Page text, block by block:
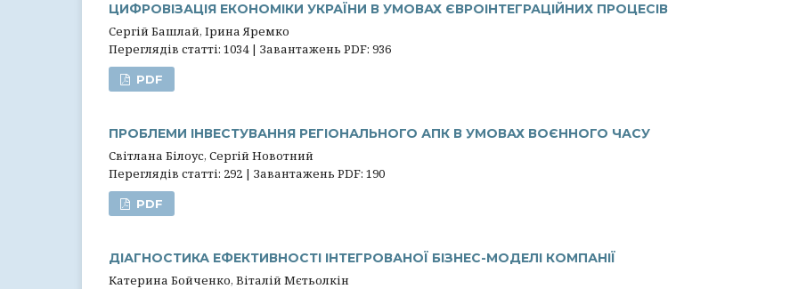
ЦИФРОВІЗАЦІЯ ЕКОНОМІКИ УКРАЇНИ В УМОВАХ ЄВРОІНТЕГРАЦІЙНИХ ПРОЦЕСІВ
Сергій Башлай, Ірина Яремко
Переглядів статті: 1034 | Завантажень PDF: 936
PDF
ПРОБЛЕМИ ІНВЕСТУВАННЯ РЕГІОНАЛЬНОГО АПК В УМОВАХ ВОЄННОГО ЧАСУ
Світлана Білоус, Сергій Новотний
Переглядів статті: 292 | Завантажень PDF: 190
PDF
ДІАГНОСТИКА ЕФЕКТИВНОСТІ ІНТЕГРОВАНОЇ БІЗНЕС-МОДЕЛІ КОМПАНІЇ
Катерина Бойченко, Віталій Мєтьолкін